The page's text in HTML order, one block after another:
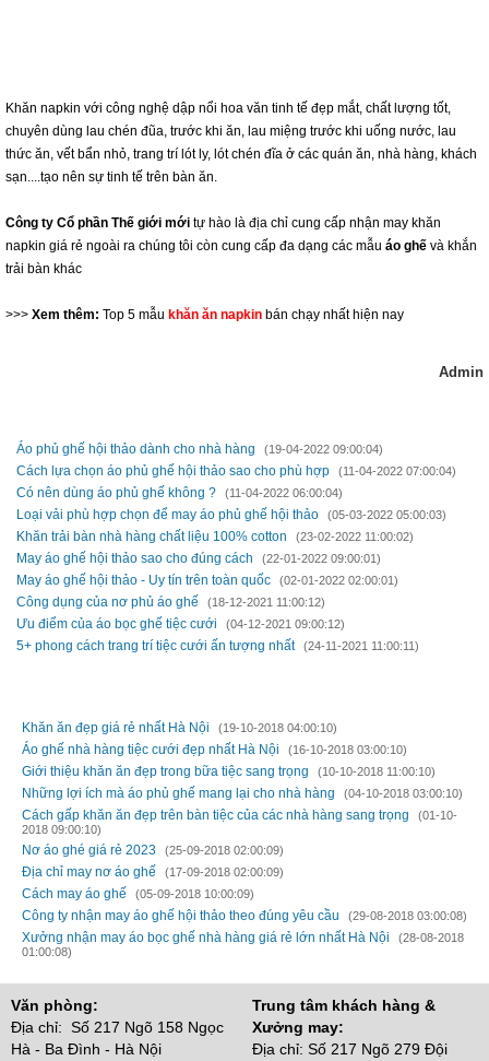
Khăn napkin với công nghệ dập nổi hoa văn tinh tế đẹp mắt, chất lượng tốt,
chuyên dùng lau chén đũa, trước khi ăn, lau miệng trước khi uống nước, lau
thức ăn, vết bẩn nhỏ, trang trí lót ly, lót chén đĩa ở các quán ăn, nhà hàng, khách
sạn....tạo nên sự tinh tế trên bàn ăn.
Công ty Cổ phần Thế giới mới tự hào là địa chỉ cung cấp nhận may khăn
napkin giá rẻ ngoài ra chúng tôi còn cung cấp đa dạng các mẫu áo ghế và khắn
trải bàn khác
>>> Xem thêm: Top 5 mẫu khăn ăn napkin bán chạy nhất hiện nay
Admin
Áo phủ ghế hội thảo dành cho nhà hàng (19-04-2022 09:00:04)
Cách lựa chọn áo phủ ghế hội thảo sao cho phù hợp (11-04-2022 07:00:04)
Có nên dùng áo phủ ghế không ? (11-04-2022 06:00:04)
Loại vải phù hợp chọn để may áo phủ ghế hội thảo (05-03-2022 05:00:03)
Khăn trải bàn nhà hàng chất liệu 100% cotton (23-02-2022 11:00:02)
May áo ghế hội thảo sao cho đúng cách (22-01-2022 09:00:01)
May áo ghế hội thảo - Uy tín trên toàn quốc (02-01-2022 02:00:01)
Công dụng của nơ phủ áo ghế (18-12-2021 11:00:12)
Ưu điểm của áo bọc ghế tiệc cưới (04-12-2021 09:00:12)
5+ phong cách trang trí tiệc cưới ấn tượng nhất (24-11-2021 11:00:11)
Khăn ăn đẹp giá rẻ nhất Hà Nội (19-10-2018 04:00:10)
Áo ghế nhà hàng tiệc cưới đẹp nhất Hà Nội (16-10-2018 03:00:10)
Giới thiệu khăn ăn đẹp trong bữa tiệc sang trọng (10-10-2018 11:00:10)
Những lợi ích mà áo phủ ghế mang lại cho nhà hàng (04-10-2018 03:00:10)
Cách gấp khăn ăn đẹp trên bàn tiệc của các nhà hàng sang trọng
(01-10-
2018 09:00:10)
Nơ áo ghé giá rẻ 2023 (25-09-2018 02:00:09)
Địa chỉ may nơ áo ghế (17-09-2018 02:00:09)
Cách may áo ghế (05-09-2018 10:00:09)
Công ty nhận may áo ghế hội thảo theo đúng yêu cầu (29-08-2018 03:00:08)
Xưởng nhận may áo bọc ghế nhà hàng giá rẻ lớn nhất Hà Nội
(28-08-2018
01:00:08)
Văn phòng:
Địa chỉ: Số 217 Ngõ 158 Ngọc
Hà - Ba Đình - Hà Nội
Trung tâm khách hàng &
Xưởng may:
Địa chỉ: Số 217 Ngõ 279 Đội